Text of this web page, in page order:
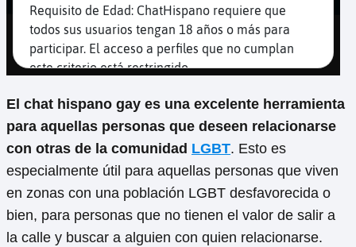
El chat hispano gay es una excelente herramienta
para aquellas personas que deseen relacionarse
con otras de la comunidad LGBT. Esto es
especialmente útil para aquellas personas que viven
en zonas con una población LGBT desfavorecida o
bien, para personas que no tienen el valor de salir a
la calle y buscar a alguien con quien relacionarse.